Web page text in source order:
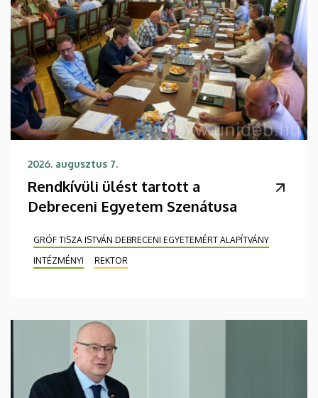
2026. augusztus 7.
Rendkívüli ülést tartott a
Debreceni Egyetem Szenátusa
GRÓF TISZA ISTVÁN DEBRECENI EGYETEMÉRT ALAPÍTVÁNY
INTÉZMÉNYI
REKTOR